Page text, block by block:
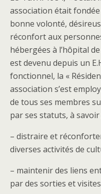
association était
bonne volonté,
réconfort aux
hébergées à l’hôpital
est devenu depuis un
fonctionnel, la «
association s’est
de tous ses membres
par ses statuts, à savoir
– distraire et
diverses activités de
– maintenir des liens
par des sorties et